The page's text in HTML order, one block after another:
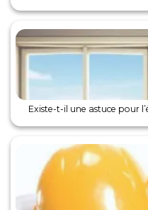
Existe-t-il une astuce pour